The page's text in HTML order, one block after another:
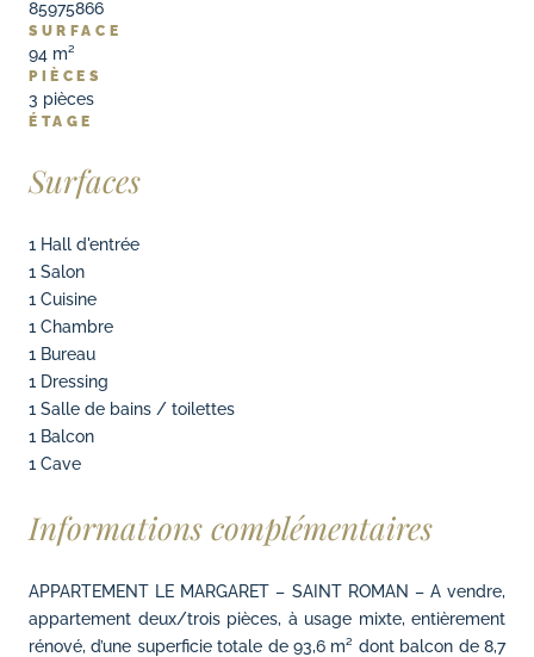
85975866
SURFACE
94 m²
PIÈCES
3 pièces
ÉTAGE
Surfaces
1 Hall d'entrée
1 Salon
1 Cuisine
1 Chambre
1 Bureau
1 Dressing
1 Salle de bains / toilettes
1 Balcon
1 Cave
Informations complémentaires
APPARTEMENT LE MARGARET – SAINT ROMAN – A vendre,
appartement deux/trois pièces, à usage mixte, entièrement
rénové, d’une superficie totale de 93,6 m² dont balcon de 8,7